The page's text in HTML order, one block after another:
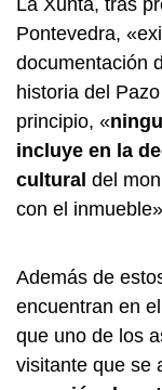
Pontevedra,
documentación
historia del
principio, «
incluye en la
cultural del
con el
Además de
encuentran en
que uno de los
visitante que se